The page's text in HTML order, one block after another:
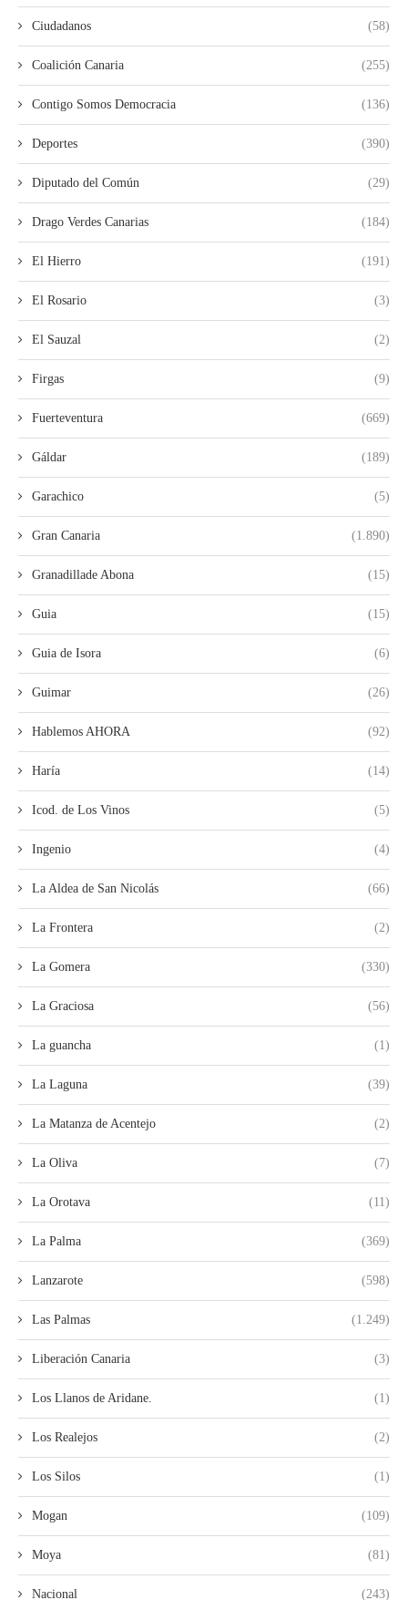
Ciudadanos (58)
Coalición Canaria (255)
Contigo Somos Democracia (136)
Deportes (390)
Diputado del Común (29)
Drago Verdes Canarias (184)
El Hierro (191)
El Rosario (3)
El Sauzal (2)
Firgas (9)
Fuerteventura (669)
Gáldar (189)
Garachico (5)
Gran Canaria (1.890)
Granadillade Abona (15)
Guia (15)
Guia de Isora (6)
Guimar (26)
Hablemos AHORA (92)
Haría (14)
Icod. de Los Vinos (5)
Ingenio (4)
La Aldea de San Nicolás (66)
La Frontera (2)
La Gomera (330)
La Graciosa (56)
La guancha (1)
La Laguna (39)
La Matanza de Acentejo (2)
La Oliva (7)
La Orotava (11)
La Palma (369)
Lanzarote (598)
Las Palmas (1.249)
Liberación Canaria (3)
Los Llanos de Aridane. (1)
Los Realejos (2)
Los Silos (1)
Mogan (109)
Moya (81)
Nacional (243)